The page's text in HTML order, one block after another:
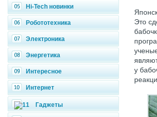
Hi-Tech новинки
Робототехника
Электроника
Энергетика
Интересное
Интернет
Гаджеты
Это
у